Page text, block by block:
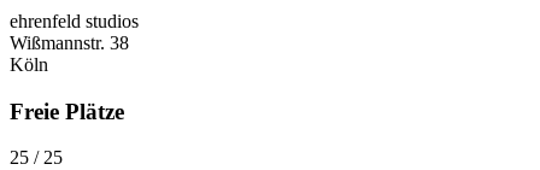
ehrenfeld studios
Wißmannstr. 38
Köln
Freie Plätze
25 / 25